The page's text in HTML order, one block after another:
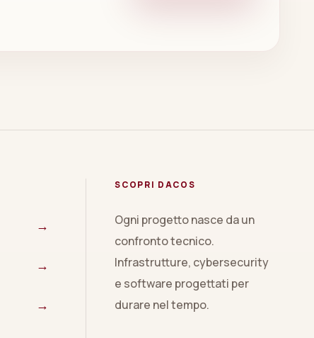
→
→
→
SCOPRI DACOS
Ogni progetto nasce da un
confronto tecnico.
Infrastrutture, cybersecurity
e software progettati per
durare nel tempo.